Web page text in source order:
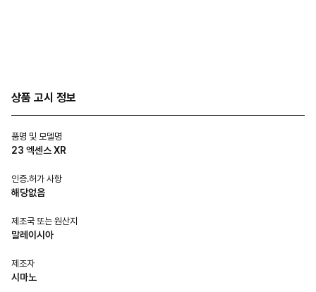
상품 고시 정보
품명 및 모델명
23 엑센스 XR
인증.허가 사항
해당없음
제조국 또는 원산지
말레이시아
제조자
시마노